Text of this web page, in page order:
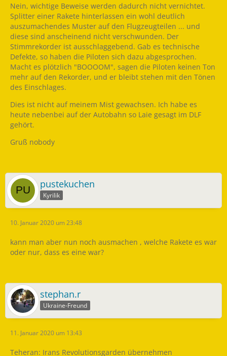
Nein, wichtige Beweise werden dadurch nicht vernichtet.
Splitter einer Rakete hinterlassen ein wohl deutlich
auszumachendes Muster auf den Flugzeugteilen ... und
diese sind anscheinend nicht verschwunden. Der
Stimmrekorder ist ausschlaggebend. Gab es technische
Defekte, so haben die Piloten sich dazu abgesprochen.
Macht es plötzlich "BOOOOM", sagen die Piloten keinen Ton
mehr auf den Rekorder, und er bleibt stehen mit den Tönen
des Einschlages.
Dies ist nicht auf meinem Mist gewachsen. Ich habe es
heute nebenbei auf der Autobahn so Laie gesagt im DLF
gehört.
Gruß nobody
pustekuchen
Kyrilik
10. Januar 2020 um 23:48
kann man aber nun noch ausmachen , welche Rakete es war
oder nur, dass es eine war?
stephan.r
Ukraine-Freund
11. Januar 2020 um 13:43
Teheran: Irans Revolutionsgarden übernehmen